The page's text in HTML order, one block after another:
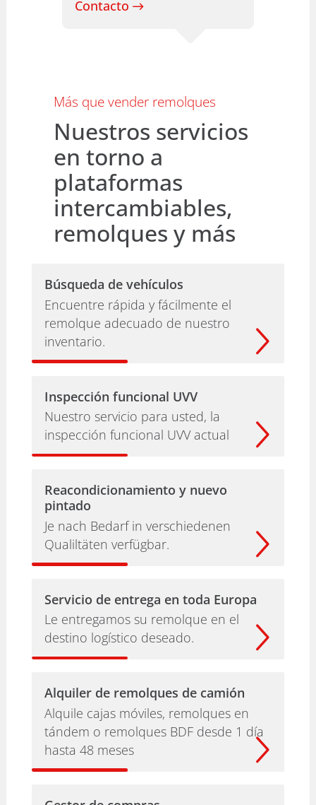
Contacto
Más que vender remolques
Nuestros servicios
en torno a
plataformas
intercambiables,
remolques y más
Búsqueda de vehículos
Encuentre rápida y fácilmente el
remolque adecuado de nuestro
inventario.
Inspección funcional UVV
Nuestro servicio para usted, la
inspección funcional UVV actual
Reacondicionamiento y nuevo
pintado
Je nach Bedarf in verschiedenen
Qualiltäten verfügbar.
Servicio de entrega en toda Europa
Le entregamos su remolque en el
destino logístico deseado.
Alquiler de remolques de camión
Alquile cajas móviles, remolques en
tándem o remolques BDF desde 1 día
hasta 48 meses